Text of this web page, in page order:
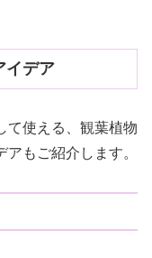
イデア
て使える、観葉植物
もご紹介します。